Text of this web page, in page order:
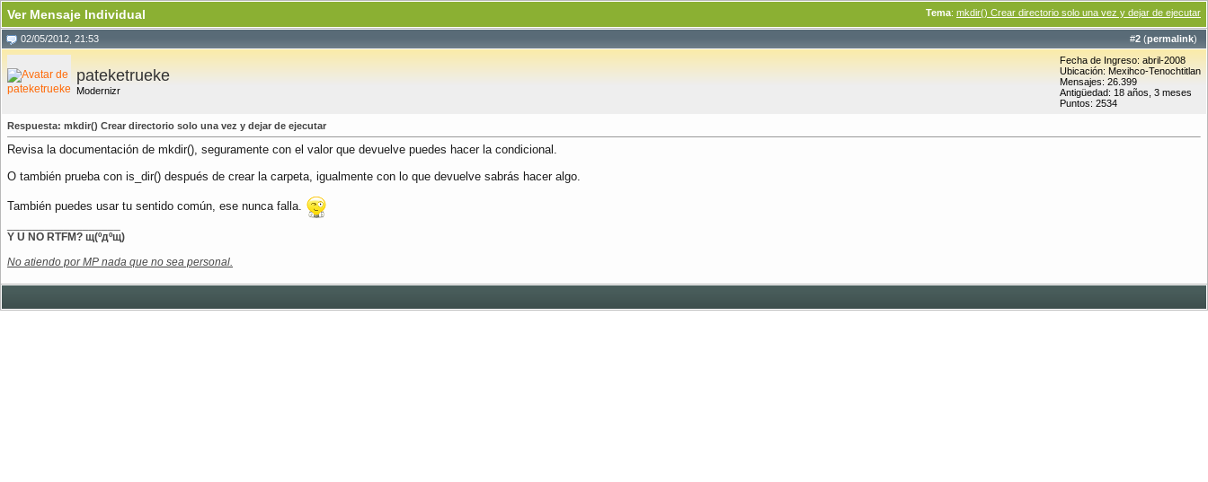
Tema: mkdir() Crear directorio solo una vez y dejar de ejecutar
Ver Mensaje Individual
#2 (permalink)
02/05/2012, 21:53
pateketrueke
Modernizr
Fecha de Ingreso: abril-2008
Ubicación: Mexihco-Tenochtitlan
Mensajes: 26.399
Antigüedad: 18 años, 3 meses
Puntos: 2534
Respuesta: mkdir() Crear directorio solo una vez y dejar de ejecutar
Revisa la documentación de mkdir(), seguramente con el valor que devuelve puedes hacer la condicional.
O también prueba con is_dir() después de crear la carpeta, igualmente con lo que devuelve sabrás hacer algo.
También puedes usar tu sentido común, ese nunca falla.
Y U NO RTFM? щ(ºдºщ)
No atiendo por MP nada que no sea personal.